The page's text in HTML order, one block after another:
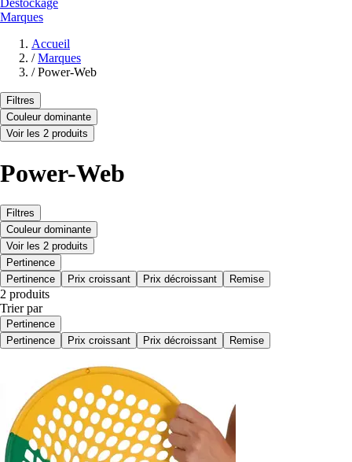
Déstockage
Marques
Accueil
/ Marques
/ Power-Web
Filtres
Couleur dominante
Voir les 2 produits
Power-Web
Filtres
Couleur dominante
Voir les 2 produits
Pertinence
Pertinence
Prix croissant Prix décroissant Remise
2 produits
Trier par
Pertinence
Pertinence
Prix croissant Prix décroissant Remise